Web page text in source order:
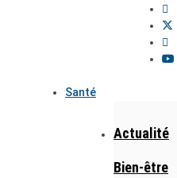
Santé
Actualité
Bien-être